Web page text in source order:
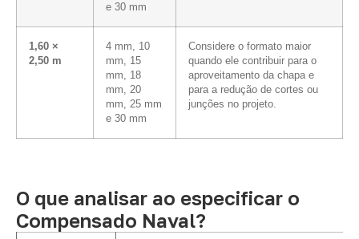
e 30 mm
1,60 ×
2,50 m
4 mm, 10
mm, 15
mm, 18
mm, 20
mm, 25 mm
e 30 mm
Considere o formato maior
quando ele contribuir para o
aproveitamento da chapa e
para a redução de cortes ou
junções no projeto.
O que analisar ao especificar o
Compensado Naval?